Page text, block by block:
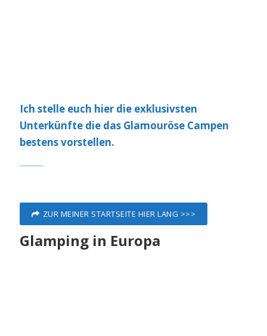
Ich stelle euch hier die exklusivsten
Unterkünfte die das Glamouröse Campen
bestens vorstellen.
ZUR MEINER STARTSEITE HIER LANG >>>
Glamping in Europa